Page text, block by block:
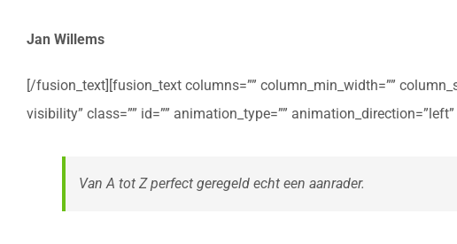
Jan Willems
[/fusion_text][fusion_text columns=”” column_min_width=””
visibility” class=”” id=”” animation_type=””
Van A tot Z perfect geregeld echt een aanrader.